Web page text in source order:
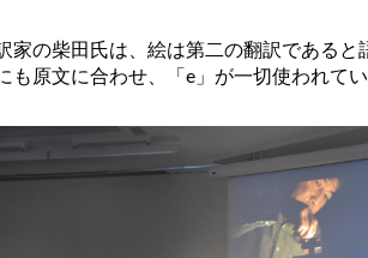
家の柴田氏は、絵は第二の翻訳であると
も原文に合わせ、「e」が一切使われて